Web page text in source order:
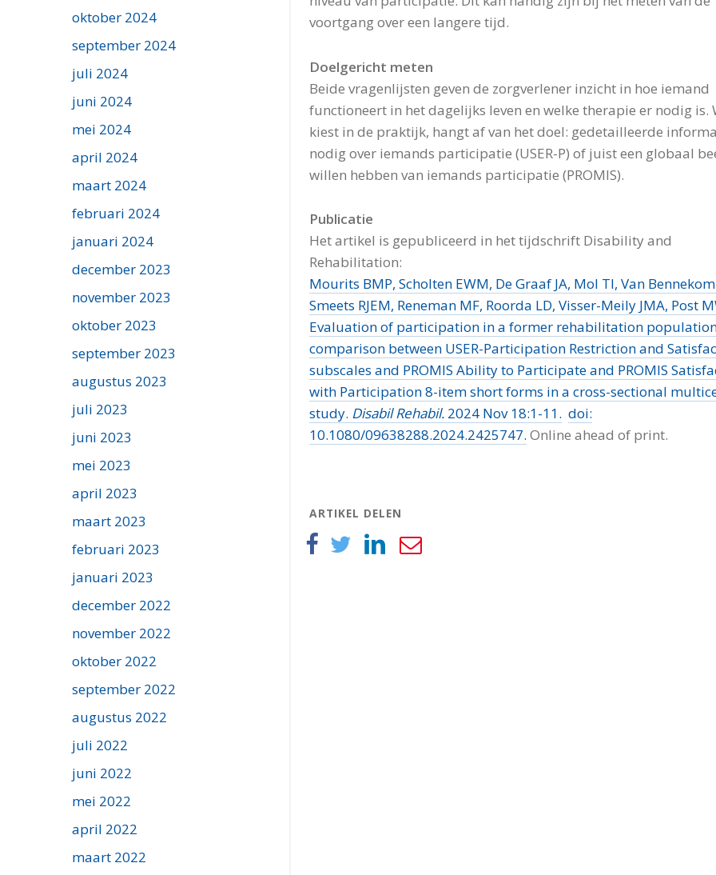
oktober 2024
september 2024
juli 2024
juni 2024
mei 2024
april 2024
maart 2024
februari 2024
januari 2024
december 2023
november 2023
oktober 2023
september 2023
augustus 2023
juli 2023
juni 2023
mei 2023
april 2023
maart 2023
februari 2023
januari 2023
december 2022
november 2022
oktober 2022
september 2022
augustus 2022
juli 2022
juni 2022
mei 2022
april 2022
maart 2022
voortgang over een langere tijd.
Doelgericht meten
Beide vragenlijsten geven de zorgverlener inzicht in hoe iemand
functioneert in het dagelijks leven en welke therapie er nodig is.
kiest in de praktijk, hangt af van het doel: gedetailleerde
nodig over iemands participatie (USER-P) of juist een globaal
willen hebben van iemands participatie (PROMIS).
Publicatie
Het artikel is gepubliceerd in het tijdschrift Disability and
Rehabilitation:
Mourits BMP, Scholten EWM, De Graaf JA, Mol TI, Van
Smeets RJEM, Reneman MF, Roorda LD, Visser-Meily JMA, Post
Evaluation of participation in a former rehabilitation
comparison between USER-Participation Restriction and
subscales and PROMIS Ability to Participate and PROMIS
with Participation 8-item short forms in a cross-sectional
study. Disabil Rehabil. 2024 Nov 18:1-11. doi:
10.1080/09638288.2024.2425747. Online ahead of print.
ARTIKEL DELEN